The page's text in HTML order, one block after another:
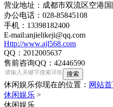
营业地址：成都市双流区空港
办公电话：028-85845108
手机：13398182400
E-mail:anjielikeji@qq.com
Http://www.ajl568.com
QQ：2012005637
售前咨询QQ：42446590
休闲娱乐你现在的位置： 网站
休闲娱乐 >
休闲娱乐